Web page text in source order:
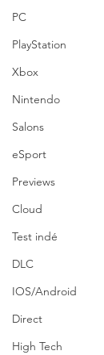
PC
PlayStation
Xbox
Nintendo
Salons
eSport
Previews
Cloud
Test indé
DLC
IOS/Android
Direct
High Tech